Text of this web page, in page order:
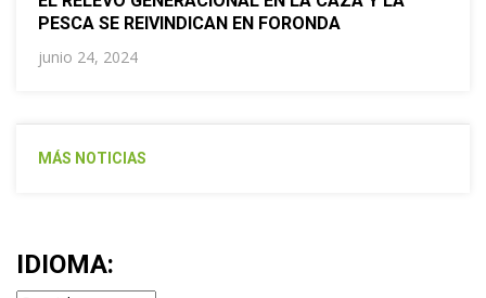
PESCA SE REIVINDICAN EN FORONDA
junio 24, 2024
MÁS NOTICIAS
IDIOMA: